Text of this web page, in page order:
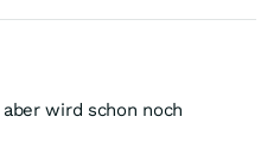
wird schon noch